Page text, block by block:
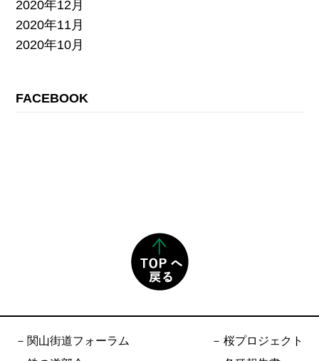
2020年12月
2020年11月
2020年10月
FACEBOOK
関山街道フォーラム
桜プロジェクト